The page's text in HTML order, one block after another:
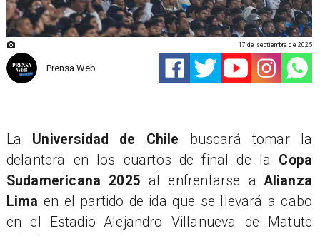
Prensa Web
17 de septiembre de 2025
La Universidad de Chile buscará tomar la
delantera en los cuartos de final de la Copa
Sudamericana 2025 al enfrentarse a Alianza
Lima en el partido de ida que se llevará a cabo
en el Estadio Alejandro Villanueva de Matute